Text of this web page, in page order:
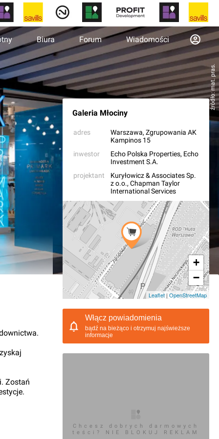
Biura Forum Wiadomości
źródło: mat. pras.
Galeria Młociny
adres Warszawa, Zgrupowania AK
Kampinos 15
inwestor
Echo Polska Properties, Echo
Investment S.A.
projektant
Kuryłowicz & Associates Sp.
z o.o., Chapman Taylor
International Services
+
−
Leaflet| OpenStreetMap
Zostań
Włącz powiadomienia
bądź na bieżąco i otrzymuj najświeższe
informacje
Chcesz dobrych darmowych
teści? NIE BLOKUJ REKLAM